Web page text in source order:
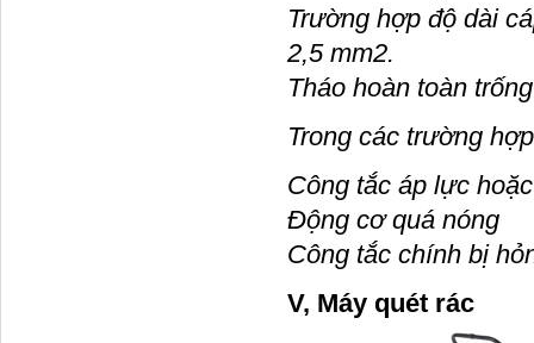
Trường hợp độ dài
2,5 mm2.
Tháo hoàn toàn
Trong các trường
Công tắc áp lực
Động cơ quá nóng
Công tắc chính bị
V,